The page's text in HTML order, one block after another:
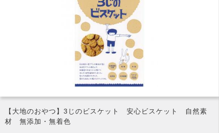
【大地のおやつ】3じのビスケット 安心ビスケット 自然素
材 無添加・無着色